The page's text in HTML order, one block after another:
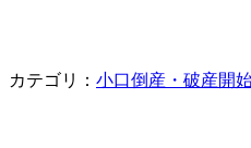
カテゴリ： 小口倒産・破産開